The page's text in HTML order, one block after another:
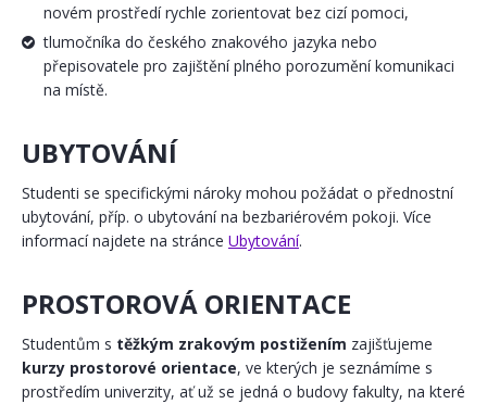
novém prostředí rychle zorientovat bez cizí pomoci,
tlumočníka do českého znakového jazyka nebo
přepisovatele pro zajištění plného porozumění komunikaci
na místě.
UBYTOVÁNÍ
Studenti se specifickými nároky mohou požádat o přednostní
ubytování, příp. o ubytování na bezbariérovém pokoji. Více
informací najdete na stránce Ubytování.
PROSTOROVÁ ORIENTACE
Studentům s těžkým zrakovým postižením zajišťujeme
kurzy prostorové orientace, ve kterých je seznámíme s
prostředím univerzity, ať už se jedná o budovy fakulty, na které